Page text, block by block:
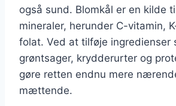
også sund. Blomkål er en kilde
mineraler, herunder C-vitamin,
folat. Ved at tilføje ingredienser
grøntsager, krydderurter og
gøre retten endnu mere
mættende.